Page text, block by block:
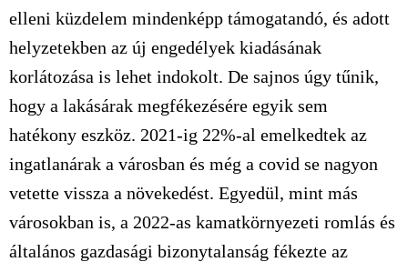
elleni küzdelem mindenképp támogatandó, és adott
helyzetekben az új engedélyek kiadásának
korlátozása is lehet indokolt. De sajnos úgy tűnik,
hogy a lakásárak megfékezésére egyik sem
hatékony eszköz. 2021-ig 22%-al emelkedtek az
ingatlanárak a városban és még a covid se nagyon
vetette vissza a növekedést. Egyedül, mint más
városokban is, a 2022-as kamatkörnyezeti romlás és
általános gazdasági bizonytalanság fékezte az